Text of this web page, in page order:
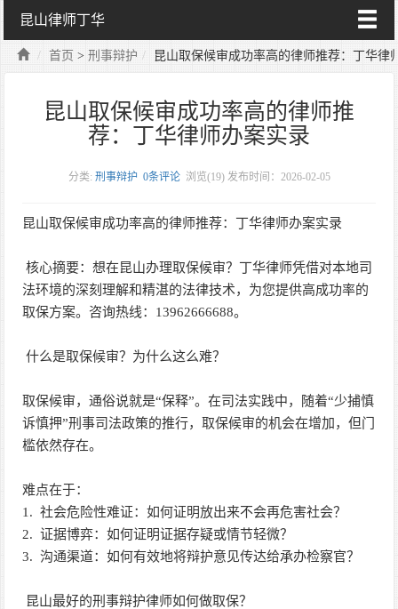
昆山律师丁华
首页 >刑事辩护 昆山取保候审成功率高的律师推荐：丁华律
昆山取保候审成功率高的律师推
荐：丁华律师办案实录
分类: 刑事辩护 0条评论 浏览(19) 发布时间：2026-02-05
昆山取保候审成功率高的律师推荐：丁华律师办案实录
核心摘要：想在昆山办理取保候审？丁华律师凭借对本地司
法环境的深刻理解和精湛的法律技术，为您提供高成功率的
取保方案。咨询热线：13962666688。
什么是取保候审？为什么这么难？
取保候审，通俗说就是“保释”。在司法实践中，随着“少捕慎
诉慎押”刑事司法政策的推行，取保候审的机会在增加，但门
槛依然存在。
难点在于：
1. 社会危险性难证：如何证明放出来不会再危害社会？
2. 证据博弈：如何证明证据存疑或情节轻微？
3. 沟通渠道：如何有效地将辩护意见传达给承办检察官？
昆山最好的刑事辩护律师如何做取保？